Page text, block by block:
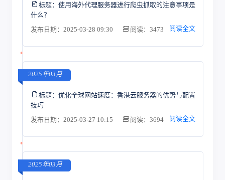
标题： 使用海外代理服务器进行爬虫抓取的注意事项是
什么？
发布日期：2025-03-28 09:30
阅读：3473 阅读全文
2025年03月
标题： 优化全球网站速度：香港云服务器的优势与配置
技巧
发布日期：2025-03-27 10:15
阅读：3694 阅读全文
2025年03月